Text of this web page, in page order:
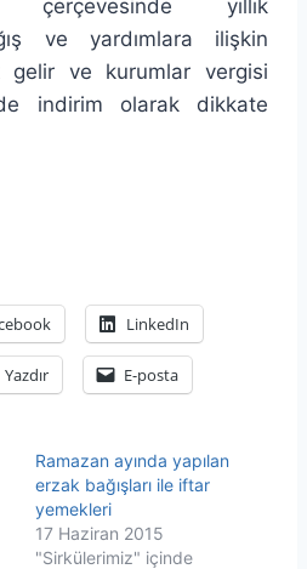
yıllık
ve yardımlara ilişkin
gelir ve kurumlar vergisi
indirim olarak dikkate
LinkedIn
Yazdır E-posta
Ramazan ayında yapılan
erzak bağışları ile iftar
yemekleri
17 Haziran 2015
"Sirkülerimiz" içinde